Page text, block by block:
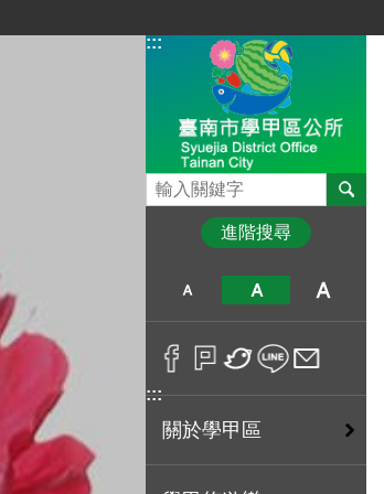
:::
搜尋
進階搜尋
:::
關於學甲區